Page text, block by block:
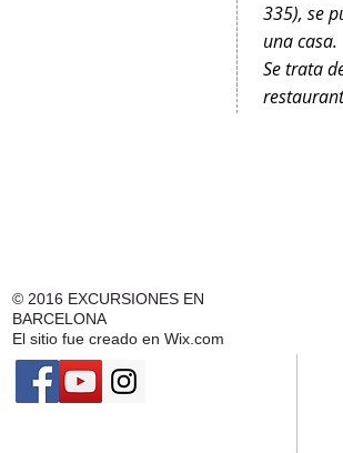
335), se
una casa.
Se trata
© 2016 EXCURSIONES EN
BARCELONA
El sitio fue creado en Wix.com